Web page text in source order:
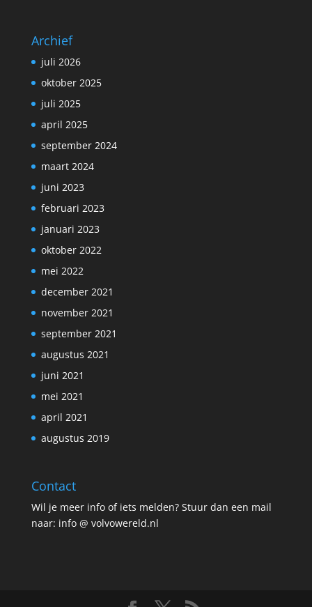
Archief
juli 2026
oktober 2025
juli 2025
april 2025
september 2024
maart 2024
juni 2023
februari 2023
januari 2023
oktober 2022
mei 2022
december 2021
november 2021
september 2021
augustus 2021
juni 2021
mei 2021
april 2021
augustus 2019
Contact
Wil je meer info of iets melden? Stuur dan een mail
naar: info @ volvowereld.nl